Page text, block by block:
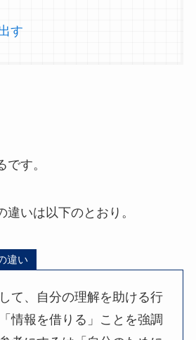
す
です。
いは以下のとおり。
違い
て、自分の理解を助ける行
情報を借りる」ことを強調